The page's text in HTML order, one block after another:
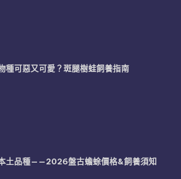
種可惡又可愛？斑腿樹蛙飼養指南
本土品種——2026盤古蟾蜍價格&飼養須知